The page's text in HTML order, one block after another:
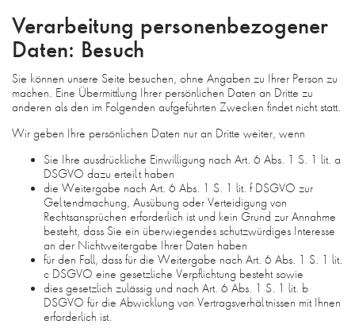
Verarbeitung personenbezogener
Daten: Besuch
Sie können unsere Seite besuchen, ohne Angaben zu Ihrer Person zu
machen. Eine Übermittlung Ihrer persönlichen Daten an Dritte zu
anderen als den im Folgenden aufgeführten Zwecken findet nicht statt.
Wir geben Ihre persönlichen Daten nur an Dritte weiter, wenn
Sie Ihre ausdrückliche Einwilligung nach Art. 6 Abs. 1 S. 1 lit. a
DSGVO dazu erteilt haben
die Weitergabe nach Art. 6 Abs. 1 S. 1 lit. f DSGVO zur
Geltendmachung, Ausübung oder Verteidigung von
Rechtsansprüchen erforderlich ist und kein Grund zur Annahme
besteht, dass Sie ein überwiegendes schutzwürdiges Interesse
an der Nichtweitergabe Ihrer Daten haben
für den Fall, dass für die Weitergabe nach Art. 6 Abs. 1 S. 1 lit.
c DSGVO eine gesetzliche Verpflichtung besteht sowie
dies gesetzlich zulässig und nach Art. 6 Abs. 1 S. 1 lit. b
DSGVO für die Abwicklung von Vertragsverhältnissen mit Ihnen
erforderlich ist.